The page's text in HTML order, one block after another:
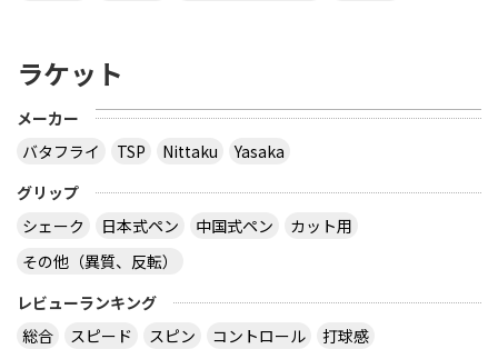
ラケット
メーカー
バタフライ
TSP Nittaku
Yasaka
グリップ
シェーク
日本式ペン 中国式ペン
カット用
その他（異質、反転）
レビューランキング
総合
スピード スピン コントロール 打球感